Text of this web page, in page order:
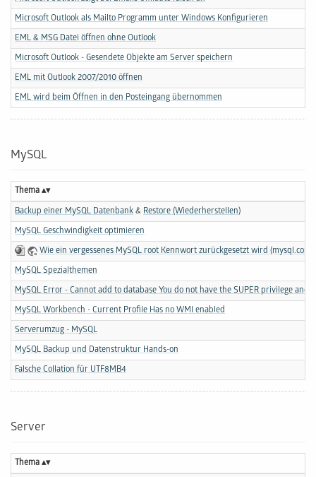
Microsoft Outlook als Mailto Programm unter Windows Konfigurieren
EML & MSG Datei öffnen ohne Outlook
Microsoft Outlook - Gesendete Objekte am Server speichern
EML mit Outlook 2007/2010 öffnen
EML wird beim Öffnen in den Posteingang übernommen
MySQL
Thema
Backup einer MySQL Datenbank & Restore (Wiederherstellen)
MySQL Geschwindigkeit optimieren
Wie ein vergessenes MySQL root Kennwort zurückgesetzt wird (mysql.com)
MySQL Spezialthemen
MySQL Error - Cannot add to database You do not have the SUPER privilege and
MySQL Workbench - Current Profile Has no WMI enabled
Serverumzug - MySQL
MySQL Backup und Datenstruktur Hands-on
Falsche Collation für UTF8MB4
Server
Thema